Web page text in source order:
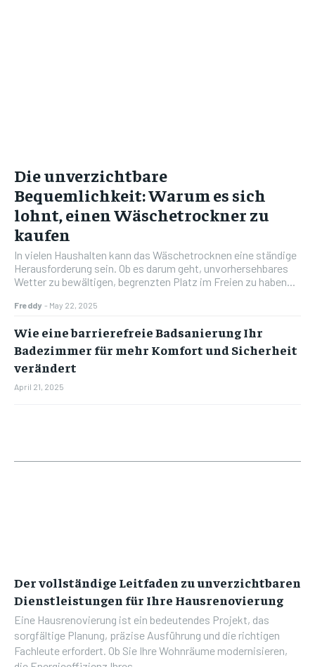
Die unverzichtbare
Bequemlichkeit: Warum es sich
lohnt, einen Wäschetrockner zu
kaufen
In vielen Haushalten kann das Wäschetrocknen eine ständige
Herausforderung sein. Ob es darum geht, unvorhersehbares
Wetter zu bewältigen, begrenzten Platz im Freien zu haben...
Freddy - May 22, 2025
Wie eine barrierefreie Badsanierung Ihr
Badezimmer für mehr Komfort und Sicherheit
verändert
April 21, 2025
Der vollständige Leitfaden zu unverzichtbaren
Dienstleistungen für Ihre Hausrenovierung
Eine Hausrenovierung ist ein bedeutendes Projekt, das
sorgfältige Planung, präzise Ausführung und die richtigen
Fachleute erfordert. Ob Sie Ihre Wohnräume modernisieren,